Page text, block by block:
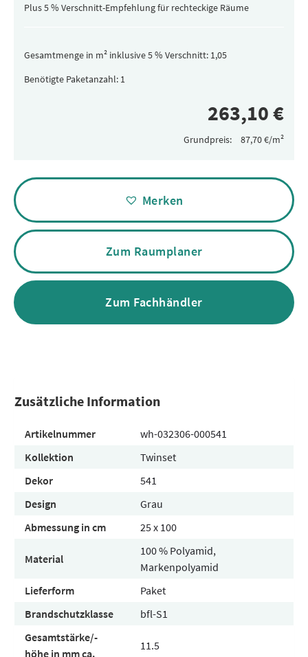
Plus 5 % Verschnitt-Empfehlung für rechteckige Räume
Gesamtmenge in m² inklusive 5 % Verschnitt:
Benötigte Paketanzahl:
Grundpreis:
Alternative:
Merken
Zum Raumplaner
Zum Fachhändler
Zusätzliche Information
Artikelnummer
wh-032306-000541
Kollektion
Twinset
Dekor
541
Design
Grau
Abmessung in cm
25 x 100
Material
100 % Polyamid,
Markenpolyamid
Lieferform
Paket
Brandschutzklasse
bfl-S1
Gesamtstärke/-
höhe in mm ca.
11.5